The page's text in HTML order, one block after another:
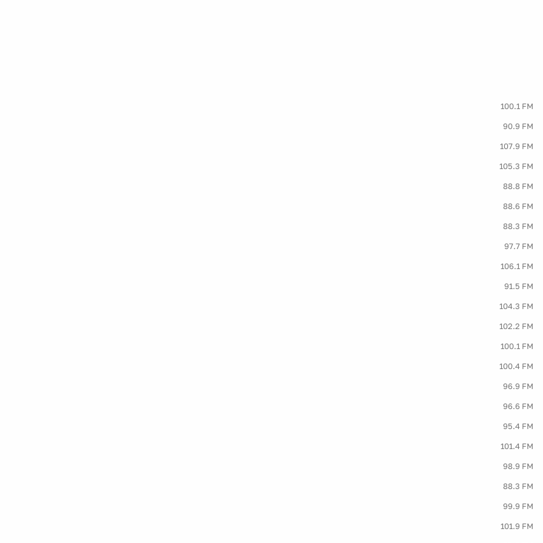
100.1 FM
90.9 FM
107.9 FM
105.3 FM
88.8 FM
88.6 FM
88.3 FM
97.7 FM
106.1 FM
91.5 FM
104.3 FM
102.2 FM
100.1 FM
100.4 FM
96.9 FM
96.6 FM
95.4 FM
101.4 FM
98.9 FM
88.3 FM
99.9 FM
101.9 FM